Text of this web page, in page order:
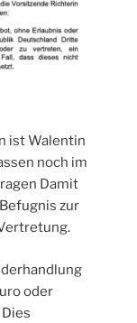
ist Walentin
noch im
Damit
zur
oder